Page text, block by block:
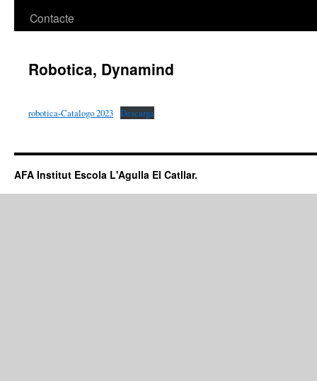
Contacte
Robotica, Dynamind
robotica-Catalogo 2023 Descarga
AFA Institut Escola L'Agulla El Catllar.